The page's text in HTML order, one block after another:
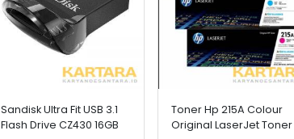
Sandisk Ultra Fit USB 3.1
Flash Drive CZ430 16GB
Toner Hp 215A Colour
Original LaserJet Toner